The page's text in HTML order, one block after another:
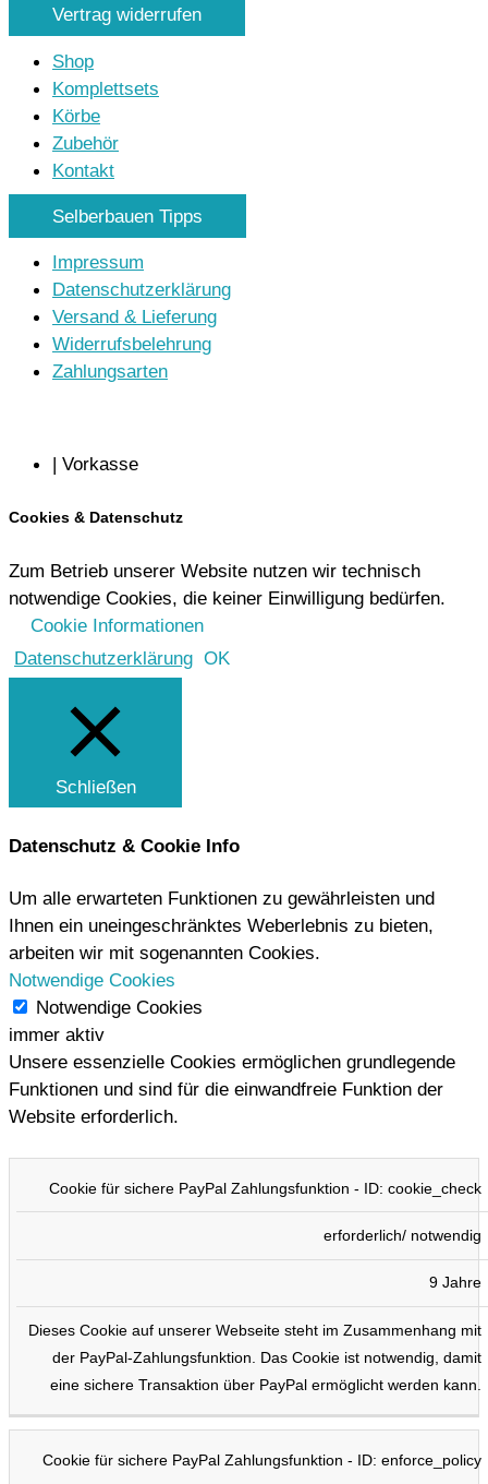
Vertrag widerrufen
Shop
Komplettsets
Körbe
Zubehör
Kontakt
Selberbauen Tipps
Impressum
Datenschutzerklärung
Versand & Lieferung
Widerrufsbelehrung
Zahlungsarten
| Vorkasse
Cookies & Datenschutz
Zum Betrieb unserer Website nutzen wir technisch
notwendige Cookies, die keiner Einwilligung bedürfen.
Cookie Informationen
Datenschutzerklärung OK
Schließen
Datenschutz & Cookie Info
Um alle erwarteten Funktionen zu gewährleisten und
Ihnen ein uneingeschränktes Weberlebnis zu bieten,
arbeiten wir mit sogenannten Cookies.
Notwendige Cookies
Notwendige Cookies
immer aktiv
Unsere essenzielle Cookies ermöglichen grundlegende
Funktionen und sind für die einwandfreie Funktion der
Website erforderlich.
COOKIE TYP DAUER BESCHREIBUNG
Cookie für sichere PayPal Zahlungsfunktion - ID: cookie_check
erforderlich/ notwendig
9 Jahre
Dieses Cookie auf unserer Webseite steht im Zusammenhang mit
der PayPal-Zahlungsfunktion. Das Cookie ist notwendig, damit
eine sichere Transaktion über PayPal ermöglicht werden kann.
Cookie für sichere PayPal Zahlungsfunktion - ID: enforce_policy